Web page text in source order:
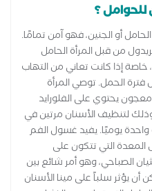
؟
أو الجنين، فهو آمن تمامًا.
من قبل المرأة الحامل
إذا كانت تعاني من التهاب
فترة الحمل. توصي المرأة
يحتوي على الفلورايد
لتنظيف الأسنان مرتين في
يوميًا. يفيد غسول الفم
المعدة التي تتكون على
الصباحي، وهو أمر شائع بين
يؤثر سلباً على مينا الأسنان